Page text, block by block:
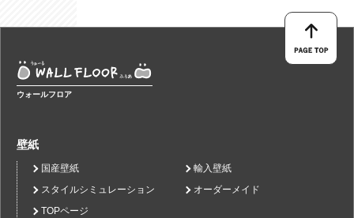
ウォールフロア
壁紙
国産壁紙
輸入壁紙
スタイルシミュレーション
オーダーメイド
TOPページ